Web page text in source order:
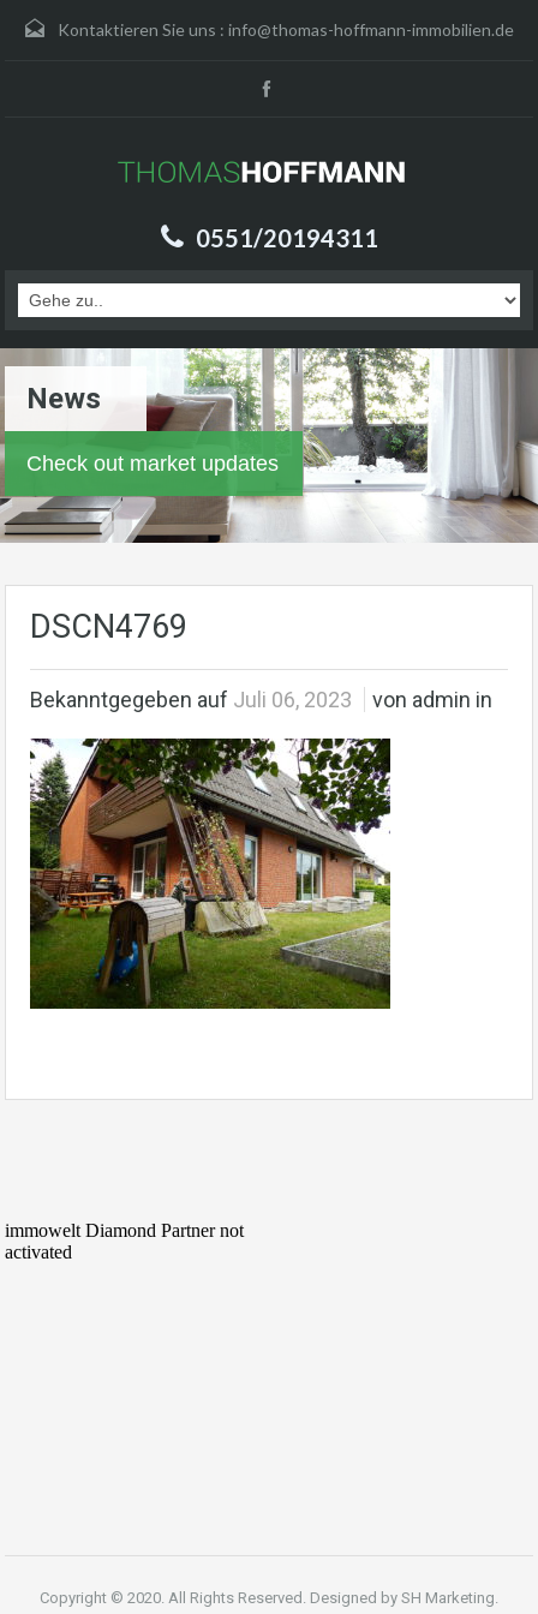
Kontaktieren Sie uns : info@thomas-hoffmann-immobilien.de
0551/20194311
News
Check out market updates
DSCN4769
Bekanntgegeben auf Juli 06, 2023 von admin in
Copyright © 2020. All Rights Reserved. Designed by SH Marketing.